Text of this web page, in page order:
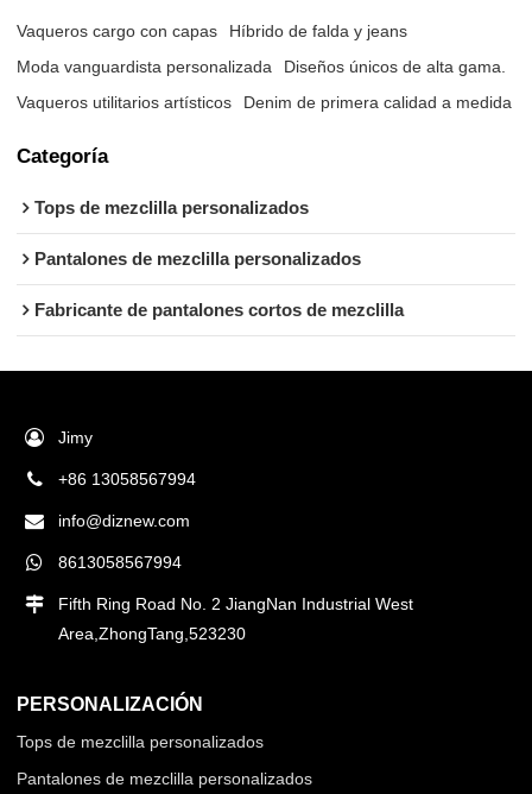
Vaqueros cargo con capas
Híbrido de falda y jeans
Moda vanguardista personalizada
Diseños únicos de alta gama.
Vaqueros utilitarios artísticos
Denim de primera calidad a medida
Categoría
Tops de mezclilla personalizados
Pantalones de mezclilla personalizados
Fabricante de pantalones cortos de mezclilla
Jimy
+86 13058567994
info@diznew.com
8613058567994
Fifth Ring Road No. 2 JiangNan Industrial West
Area,ZhongTang,523230
PERSONALIZACIÓN
Tops de mezclilla personalizados
Pantalones de mezclilla personalizados